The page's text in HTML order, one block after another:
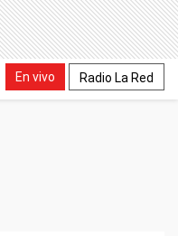
En vivo Radio La Red